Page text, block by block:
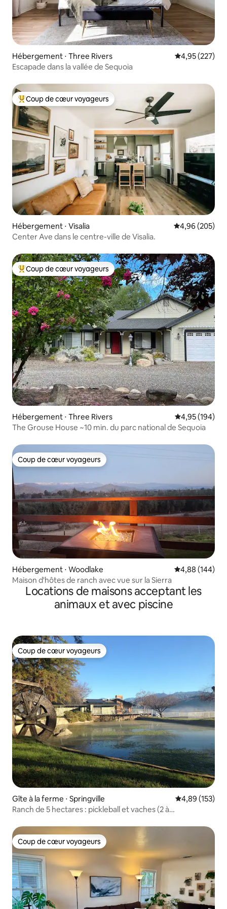
Hébergement ⋅ Three Rivers Évaluation
4,95 (227)
Escapade dans la vallée de Sequoia
Coups de cœur voyageurs les plus appréciés
Coup de cœur voyageurs
Hébergement ⋅ Visalia Évaluation
4,96 (205)
Center Ave dans le centre-ville de Visalia.
Coups de cœur voyageurs les plus appréciés
Coup de cœur voyageurs
Hébergement ⋅ Three Rivers Évaluation
4,95 (194)
The Grouse House ~10 min. du parc national de Sequoia
Coup de cœur voyageurs
Coup de cœur voyageurs
Hébergement ⋅ Woodlake Évaluation
4,88 (144)
Maison d'hôtes de ranch avec vue sur la Sierra
Locations de maisons acceptant les
animaux et avec piscine
Coup de cœur voyageurs
Coup de cœur voyageurs
Gîte à la ferme ⋅ Springville Évaluation
4,89 (153)
Ranch de 5 hectares : pickleball et vaches (2 à
Coup de cœur voyageurs
Coup de cœur voyageurs